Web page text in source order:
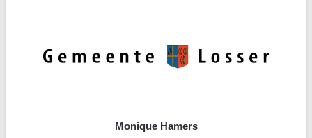
Monique Hamers